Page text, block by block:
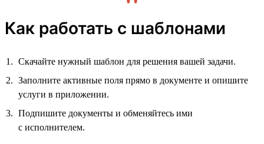
Как работать с шаблонами
Скачайте нужный шаблон для решения вашей задачи.
Заполните активные поля прямо в документе и опишите
услуги в приложении.
Подпишите документы и обменяйтесь ими
с исполнителем.